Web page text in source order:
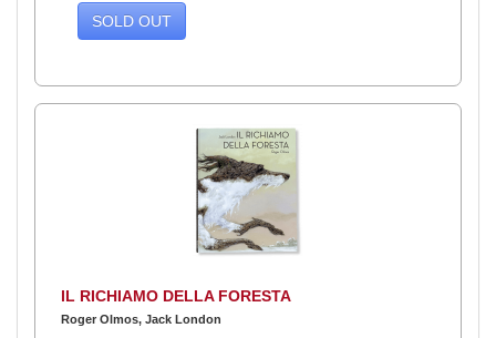
SOLD OUT
IL RICHIAMO DELLA FORESTA
Roger Olmos, Jack London